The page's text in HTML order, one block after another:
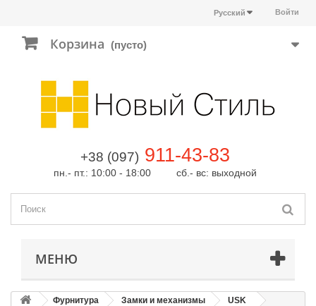
Войти
Русский
Корзина (пусто)
+38 (097) 911-43-83
пн.- пт.: 10:00 - 18:00 сб.- вс: выходной
МЕНЮ
Фурнитура Замки и механизмы
USK